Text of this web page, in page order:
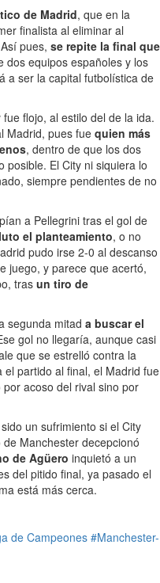
de Madrid, que en la
finalista al eliminar al
pues, se repite la final que
dos equipos españoles y los
a ser la capital futbolística de
flojo, al estilo del de la ida.
Madrid, pues fue quien más
, dentro de que los dos
El City ni siquiera lo
siempre pendientes de no
a Pellegrini tras el gol de
el planteamiento, o no
pudo irse 2-0 al descanso
juego, y parece que acertó,
tras un tiro de
segunda mitad a buscar el
gol no llegaría, aunque casi
que se estrelló contra la
partido al final, el Madrid fue
acoso del rival sino por
un sufrimiento si el City
Manchester decepcionó
de Agüero inquietó a un
del pitido final, ya pasado el
está más cerca.
de Campeones #Manchester-